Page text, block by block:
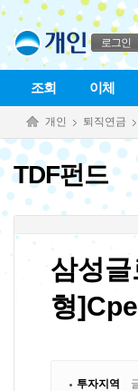
본문으로 바로가기
푸터 바로가기
로그인
조회 이체
개인 퇴직연금
TDF펀드
삼성
형]Cpe
투자지역